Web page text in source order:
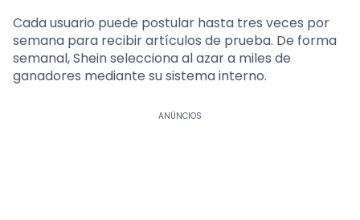
Cada usuario puede postular hasta tres veces por
semana para recibir artículos de prueba. De forma
semanal, Shein selecciona al azar a miles de
ganadores mediante su sistema interno.
ANÚNCIOS